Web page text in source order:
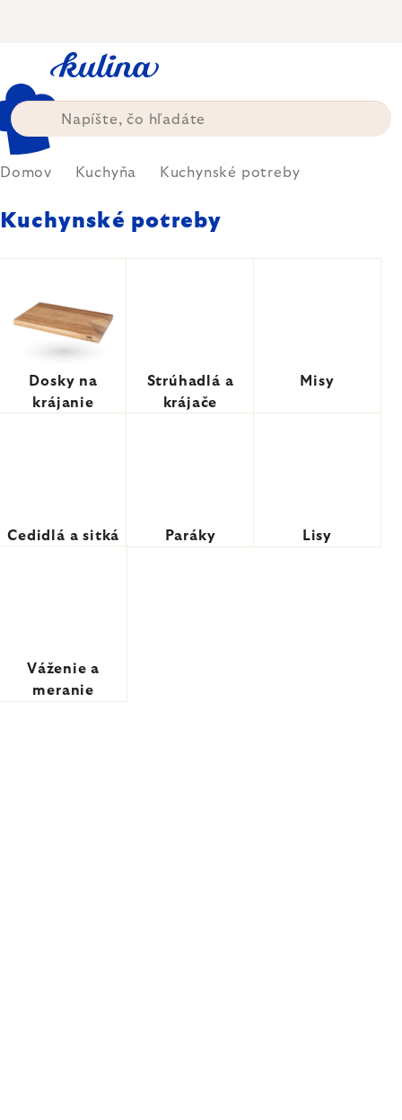
Domov Kuchyňa Kuchynské potreby
Kuchynské potreby
Dosky na
krájanie
Strúhadlá a
krájače
Misy
Cedidlá a sitká Paráky Lisy
Váženie a
meranie